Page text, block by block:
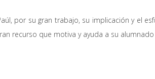
por su gran trabajo, su implicación y el
recurso que motiva y ayuda a su